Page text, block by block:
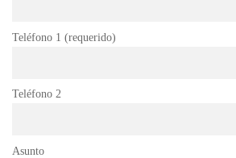
Teléfono 1 (requerido)
Teléfono 2
Asunto